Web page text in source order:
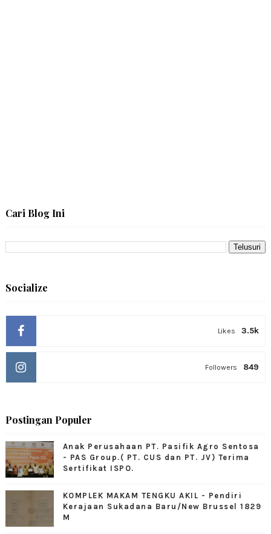
Cari Blog Ini
Socialize
3.5k
Likes
849
Followers
Postingan Populer
Anak Perusahaan PT. Pasifik Agro Sentosa
- PAS Group.( PT. CUS dan PT. JV) Terima
Sertifikat ISPO.
KOMPLEK MAKAM TENGKU AKIL - Pendiri
Kerajaan Sukadana Baru/New Brussel 1829
M